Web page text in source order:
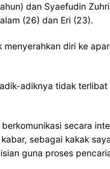
dan Syaefudin
(26) dan Eri (23).
diri ke
adiknya tidak terlibat
secara
sebagai kakak
guna proses